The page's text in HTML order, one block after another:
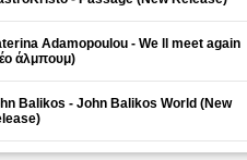
Adamopoulou - We ll meet again
άλμπουμ)
Balikos - John Balikos World (New